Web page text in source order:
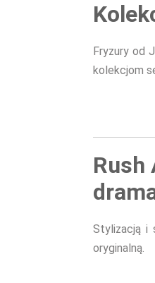
Fryzury od
kolekcjom
Stylizacją i
oryginalną.